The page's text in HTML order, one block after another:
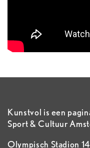
Kunstvol is een
Sport & Cultuur
Olympisch Stadion